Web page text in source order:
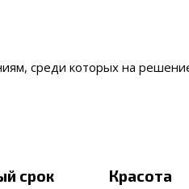
среди которых на
срок
Красота